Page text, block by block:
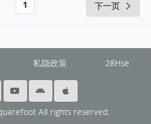
1 下一页
私隐政策 28Hse
All rights reserved.